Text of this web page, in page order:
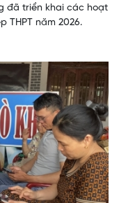
đã triển khai các hoạt
THPT năm 2026.